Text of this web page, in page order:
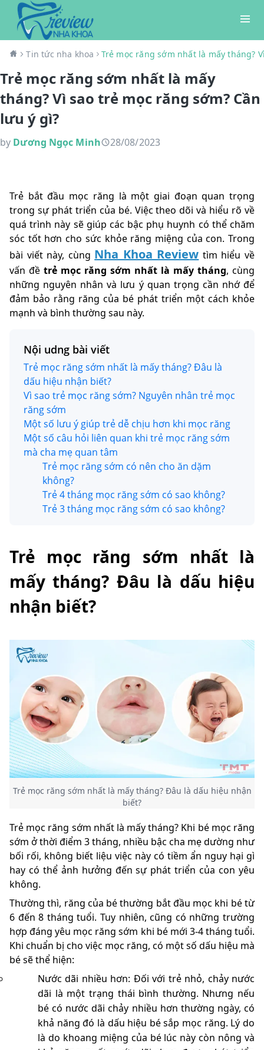
Tin tức nha khoa Trẻ mọc răng sớm nhất là mấy tháng?
Trẻ mọc răng sớm nhất là mấy
tháng? Vì sao trẻ mọc răng sớm? Cần
lưu ý gì?
by Dương Ngọc Minh 28/08/2023
Trẻ bắt đầu mọc răng là một giai đoạn quan trọng
trong sự phát triển của bé. Việc theo dõi và hiểu rõ về
quá trình này sẽ giúp các bậc phụ huynh có thể chăm
sóc tốt hơn cho sức khỏe răng miệng của con. Trong
bài viết này, cùng Nha Khoa Review tìm hiểu về
vấn đề trẻ mọc răng sớm nhất là mấy tháng, cùng
những nguyên nhân và lưu ý quan trọng cần nhớ để
đảm bảo rằng răng của bé phát triển một cách khỏe
mạnh và bình thường sau này.
Nội udng bài viết
Trẻ mọc răng sớm nhất là mấy tháng? Đâu là
dấu hiệu nhận biết?
Vì sao trẻ mọc răng sớm? Nguyên nhân trẻ mọc
răng sớm
Một số lưu ý giúp trẻ dễ chịu hơn khi mọc răng
Một số câu hỏi liên quan khi trẻ mọc răng sớm
mà cha mẹ quan tâm
Trẻ mọc răng sớm có nên cho ăn dặm
không?
Trẻ 4 tháng mọc răng sớm có sao không?
Trẻ 3 tháng mọc răng sớm có sao không?
Trẻ mọc răng sớm nhất là
mấy tháng? Đâu là dấu hiệu
nhận biết?
Trẻ mọc răng sớm nhất là mấy tháng? Đâu là dấu hiệu nhận
biết?
Trẻ mọc răng sớm nhất là mấy tháng? Khi bé mọc răng
sớm ở thời điểm 3 tháng, nhiều bậc cha mẹ dường như
bối rối, không biết liệu việc này có tiềm ẩn nguy hại gì
hay có thể ảnh hưởng đến sự phát triển của con yêu
không.
Thường thì, răng của bé thường bắt đầu mọc khi bé từ
6 đến 8 tháng tuổi. Tuy nhiên, cũng có những trường
hợp đáng yêu mọc răng sớm khi bé mới 3-4 tháng tuổi.
Khi chuẩn bị cho việc mọc răng, có một số dấu hiệu mà
bé sẽ thể hiện:
Nước dãi nhiều hơn: Đối với trẻ nhỏ, chảy nước
dãi là một trạng thái bình thường. Nhưng nếu
bé có nước dãi chảy nhiều hơn thường ngày, có
khả năng đó là dấu hiệu bé sắp mọc răng. Lý do
là do khoang miệng của bé lúc này còn nông và